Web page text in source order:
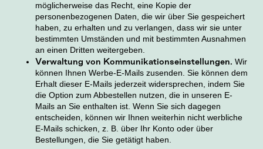
möglicherweise das Recht, eine Kopie der
personenbezogenen Daten, die wir über Sie gespeichert
haben, zu erhalten und zu verlangen, dass wir sie unter
bestimmten Umständen und mit bestimmten Ausnahmen
an einen Dritten weitergeben.
Verwaltung von Kommunikationseinstellungen. Wir
können Ihnen Werbe-E-Mails zusenden. Sie können dem
Erhalt dieser E-Mails jederzeit widersprechen, indem Sie
die Option zum Abbestellen nutzen, die in unseren E-
Mails an Sie enthalten ist. Wenn Sie sich dagegen
entscheiden, können wir Ihnen weiterhin nicht werbliche
E-Mails schicken, z. B. über Ihr Konto oder über
Bestellungen, die Sie getätigt haben.